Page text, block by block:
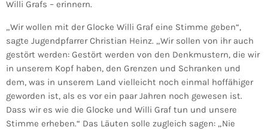
Willi Grafs – erinnern.
„Wir wollen mit der Glocke Willi Graf eine Stimme geben“,
sagte Jugendpfarrer Christian Heinz. „Wir sollen von ihr auch
gestört werden: Gestört werden von den Denkmustern, die wir
in unserem Kopf haben, den Grenzen und Schranken und
dem, was in unserem Land vielleicht noch einmal hoffähiger
geworden ist, als es vor ein paar Jahren noch gewesen ist.
Dass wir es wie die Glocke und Willi Graf tun und unsere
Stimme erheben.“ Das Läuten solle zugleich sagen: „Nie